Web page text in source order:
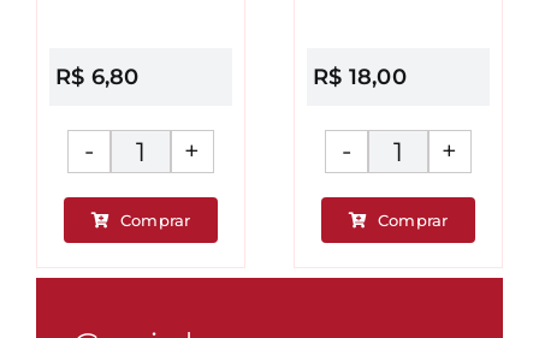
R$ 6,80
Uva
Roxa
sem
sementes
Vitória
Comprar
R$ 18,00
Uva
Red
Globe
Comprar